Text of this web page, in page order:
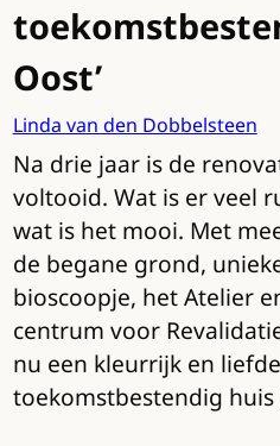
Oost’
Linda van den Dobbelsteen
Na drie jaar is de
voltooid. Wat is er veel
wat is het mooi. Met
de begane grond,
bioscoopje, het Atelier
centrum voor
nu een kleurrijk en
toekomstbestendig huis